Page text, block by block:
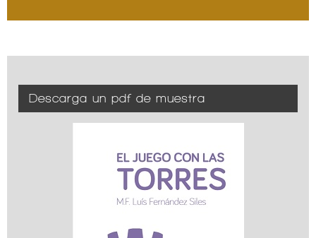
Descarga un pdf de muestra